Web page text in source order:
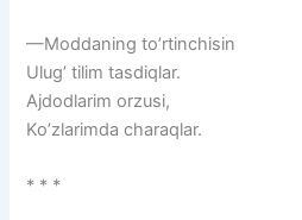
—Moddaning to’rtinchisin
Ulug’ tilim tasdiqlar.
Ajdodlarim orzusi,
Ko’zlarimda charaqlar.
* * *